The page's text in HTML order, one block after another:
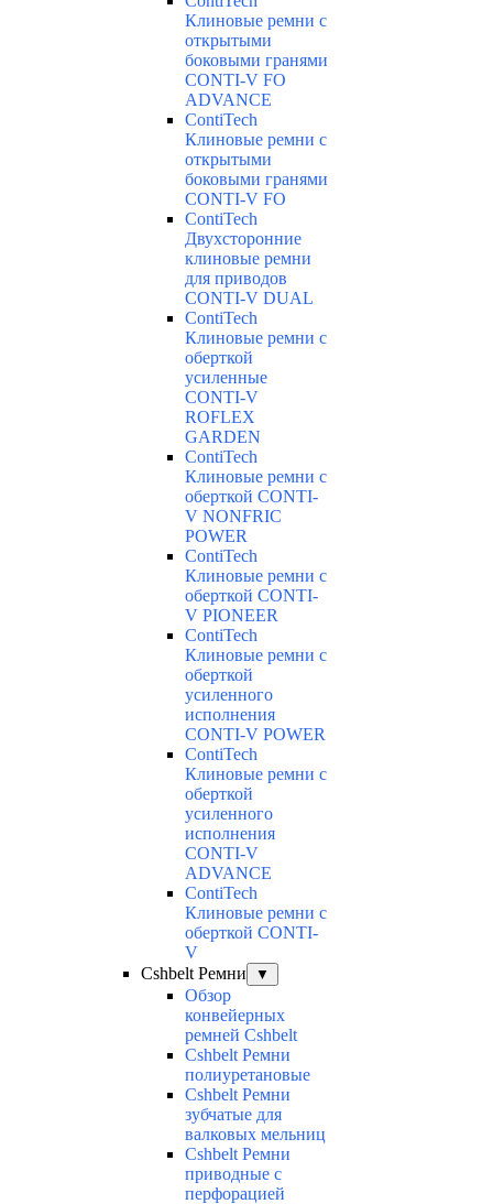
Клиновые ремни с
открытыми
боковыми гранями
CONTI-V FO
ADVANCE
ContiTech
Клиновые ремни с
открытыми
боковыми гранями
CONTI-V FO
ContiTech
Двухсторонние
клиновые ремни
для приводов
CONTI-V DUAL
ContiTech
Клиновые ремни с
оберткой
усиленные
CONTI-V
ROFLEX
GARDEN
ContiTech
Клиновые ремни с
оберткой CONTI-
V NONFRIC
POWER
ContiTech
Клиновые ремни с
оберткой CONTI-
V PIONEER
ContiTech
Клиновые ремни с
оберткой
усиленного
исполнения
CONTI-V POWER
ContiTech
Клиновые ремни с
оберткой
усиленного
исполнения
CONTI-V
ADVANCE
ContiTech
Клиновые ремни с
оберткой CONTI-
V
Cshbelt Ремни
▼
Обзор
конвейерных
ремней Cshbelt
Cshbelt Ремни
полиуретановые
Cshbelt Ремни
зубчатые для
валковых мельниц
Cshbelt Ремни
приводные с
перфорацией